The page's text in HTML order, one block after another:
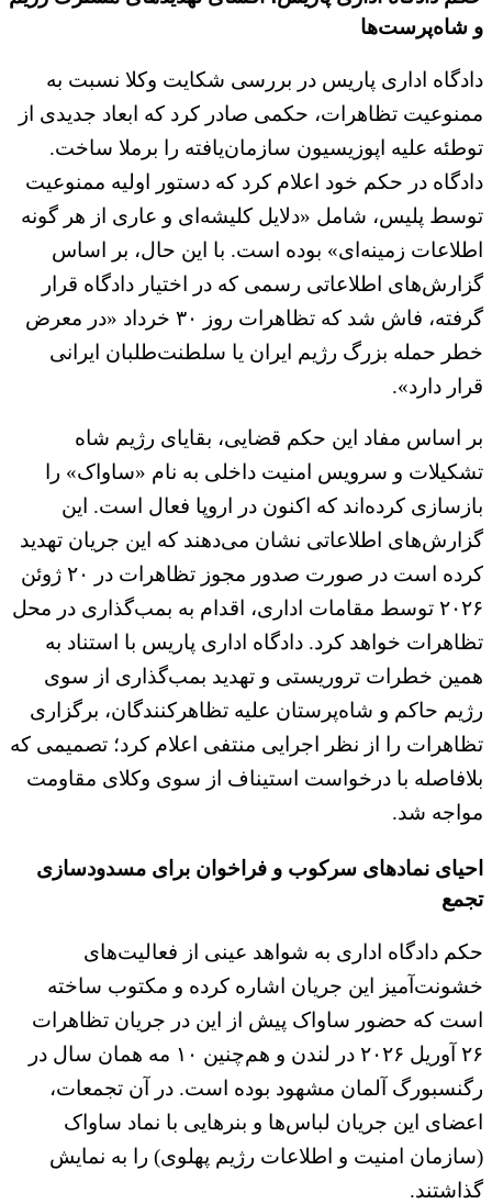
و شاه‌پرست‌ها
دادگاه اداری پاریس در بررسی شکایت وکلا نسبت به
ممنوعیت تظاهرات، حکمی صادر کرد که ابعاد جدیدی از
توطئه علیه اپوزیسیون سازمان‌یافته را برملا ساخت.
دادگاه در حکم خود اعلام کرد که دستور اولیه ممنوعیت
توسط پلیس، شامل «دلایل کلیشه‌ای و عاری از هر گونه
اطلاعات زمینه‌ای» بوده است. با این حال، بر اساس
گزارش‌های اطلاعاتی رسمی که در اختیار دادگاه قرار
گرفته، فاش شد که تظاهرات روز ۳۰ خرداد «در معرض
خطر حمله بزرگ رژیم ایران یا سلطنت‌طلبان ایرانی
قرار دارد».
بر اساس مفاد این حکم قضایی، بقایای رژیم شاه
تشکیلات و سرویس امنیت داخلی به نام «ساواک» را
بازسازی کرده‌اند که اکنون در اروپا فعال است. این
گزارش‌های اطلاعاتی نشان می‌دهند که این جریان تهدید
کرده است در صورت صدور مجوز تظاهرات در ۲۰ ژوئن
۲۰۲۶ توسط مقامات اداری، اقدام به بمب‌گذاری در محل
تظاهرات خواهد کرد. دادگاه اداری پاریس با استناد به
همین خطرات تروریستی و تهدید بمب‌گذاری از سوی
رژیم حاکم و شاه‌پرستان علیه تظاهرکنندگان، برگزاری
تظاهرات را از نظر اجرایی منتفی اعلام کرد؛ تصمیمی که
بلافاصله با درخواست استیناف از سوی وکلای مقاومت
مواجه شد.
احیای نمادهای سرکوب و فراخوان برای مسدودسازی
تجمع
حکم دادگاه اداری به شواهد عینی از فعالیت‌های
خشونت‌آمیز این جریان اشاره کرده و مکتوب ساخته
است که حضور ساواک پیش از این در جریان تظاهرات
۲۶ آوریل ۲۰۲۶ در لندن و هم‌چنین ۱۰ مه همان سال در
رگنسبورگ آلمان مشهود بوده است. در آن تجمعات،
اعضای این جریان لباس‌ها و بنرهایی با نماد ساواک
(سازمان امنیت و اطلاعات رژیم پهلوی) را به نمایش
گذاشتند.